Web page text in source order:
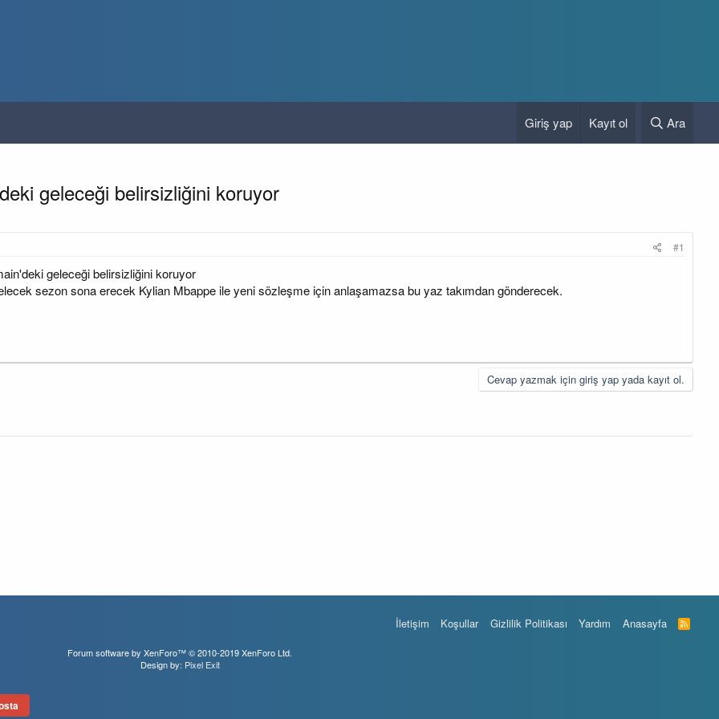
Giriş yap Kayıt ol Ara
geleceği belirsizliğini koruyor
#1
geleceği belirsizliğini koruyor
sezon sona erecek Kylian Mbappe ile yeni sözleşme için anlaşamazsa bu yaz takımdan gönderecek.
Cevap yazmak için giriş yap yada kayıt ol.
İletişim Koşullar Gizlilik Politikası Yardım Anasayfa
R
S
Forum software by XenForo™© 2010-2019 XenForo Ltd.
Design by: Pixel Exit